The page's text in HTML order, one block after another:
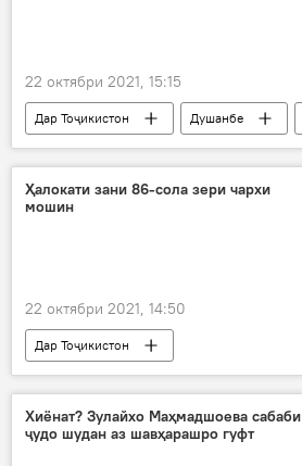
22 октябри 2021, 15:15
Дар Тоҷикистон Душанбе
маҳдудият
роҳбандӣ
Ҳалокати зани 86-сола зери чархи
мошин
22 октябри 2021, 14:50
Дар Тоҷикистон
Рӯйдод, ҷиноят ва ҳолатҳои фавқулода
садама
пиразан ҳалокат
Хиёнат? Зулайхо Маҳмадшоева сабаби
ҷудо шудан аз шавҳарашро гуфт